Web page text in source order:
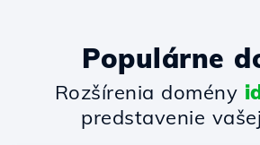
Populárne
Rozšírenia domény
predstavenie